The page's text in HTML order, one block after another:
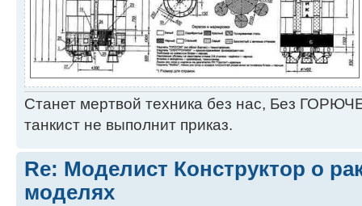
Станет мертвой техника без нас, Без
танкист не выполнит приказ.
Re: Моделист Конструктор о
моделях